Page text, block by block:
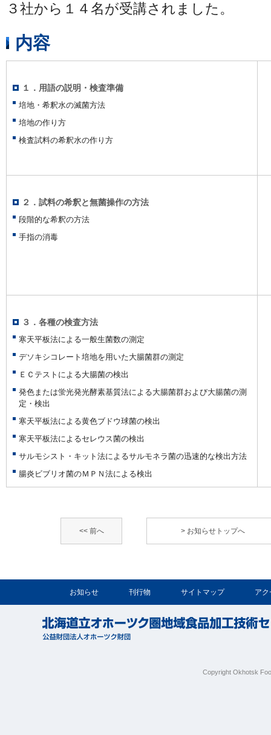
３社から１４名が受講されました。
内容
１．用語の説明・検査準備
培地・希釈水の滅菌方法
培地の作り方
検査試料の希釈水の作り方
２．試料の希釈と無菌操作の方法
段階的な希釈の方法
手指の消毒
３．各種の検査方法
寒天平板法による一般生菌数の測定
デソキシコレート培地を用いた大腸菌群の測定
ＥＣテストによる大腸菌の検出
発色または蛍光発光酵素基質法による大腸菌群および大腸菌の測
定・検出
寒天平板法による黄色ブドウ球菌の検出
寒天平板法によるセレウス菌の検出
サルモシスト・キット法によるサルモネラ菌の迅速的な検出方法
腸炎ビブリオ菌のＭＰＮ法による検出
<< 前へ > お知らせトップへ
お知らせ 刊行物 サイトマップ アク
Copyright Okhotsk